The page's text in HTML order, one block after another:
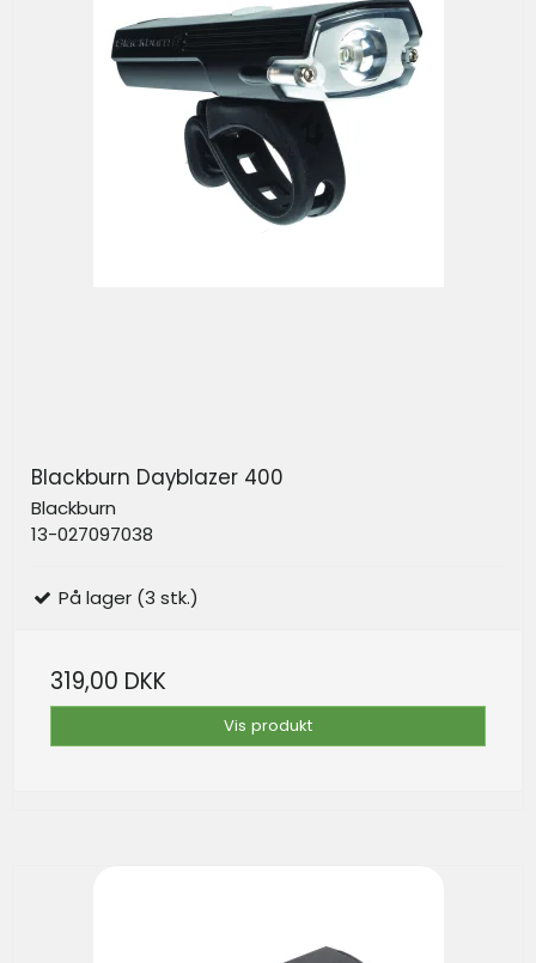
Blackburn Dayblazer 400
Blackburn
13-027097038
På lager (3 stk.)
319,00 DKK
Vis produkt